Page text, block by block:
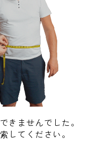
きませんでした。
してください。